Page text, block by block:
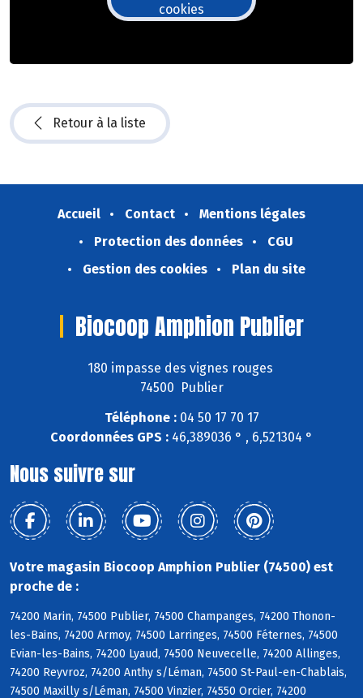
cookies
Retour à la liste
Accueil Contact
Mentions légales
Protection des données
CGU
Gestion des cookies
Plan du site
Biocoop Amphion Publier
180 impasse des vignes rouges
74500 Publier
Téléphone :04 50 17 70 17
Coordonnées GPS : 46,389036 ° , 6,521304 °
Nous suivre sur
Votre magasin Biocoop Amphion Publier (74500) est
proche de :
74200 Marin, 74500 Publier, 74500 Champanges, 74200 Thonon-
les-Bains, 74200 Armoy, 74500 Larringes, 74500 Féternes, 74500
Evian-les-Bains, 74200 Lyaud, 74500 Neuvecelle, 74200 Allinges,
74200 Reyvroz, 74200 Anthy s/Léman, 74500 St-Paul-en-Chablais,
74500 Maxilly s/Léman, 74500 Vinzier, 74550 Orcier, 74200